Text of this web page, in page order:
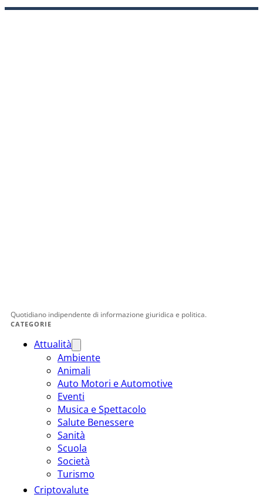
Quotidiano indipendente di informazione giuridica e politica.
CATEGORIE
Attualità
Ambiente
Animali
Auto Motori e Automotive
Eventi
Musica e Spettacolo
Salute Benessere
Sanità
Scuola
Società
Turismo
Criptovalute